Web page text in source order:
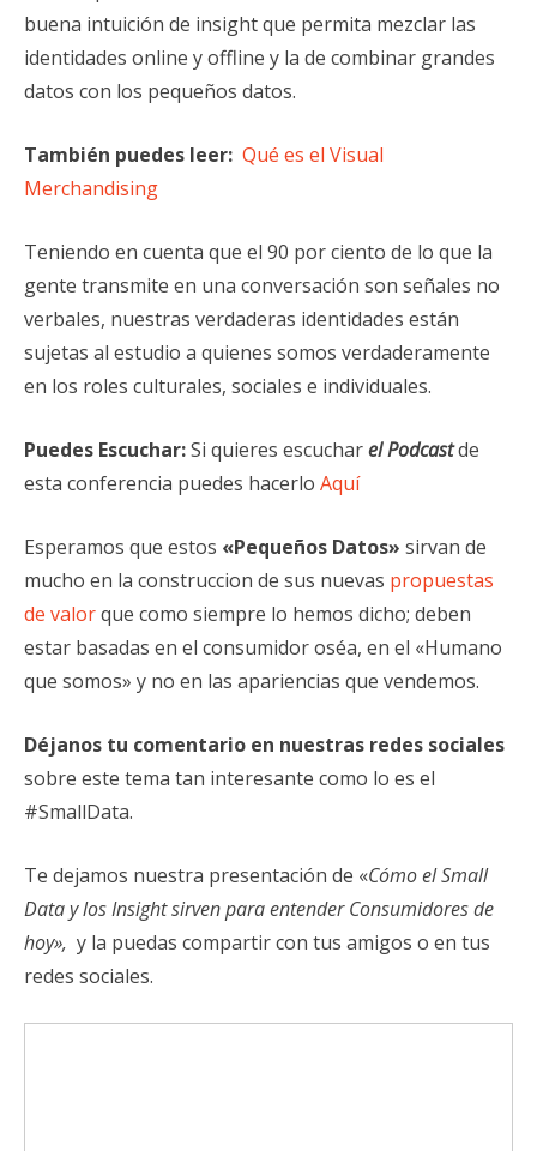
buena intuición de insight que permita mezclar las
identidades online y offline y la de combinar grandes
datos con los pequeños datos.
También puedes leer: Qué es el Visual
Merchandising
Teniendo en cuenta que el 90 por ciento de lo que la
gente transmite en una conversación son señales no
verbales, nuestras verdaderas identidades están
sujetas al estudio a quienes somos verdaderamente
en los roles culturales, sociales e individuales.
Puedes Escuchar:Si quieres escucharel Podcastde
esta conferencia puedes hacerlo Aquí
Esperamos que estos «Pequeños Datos» sirvan de
mucho en la construccion de sus nuevas propuestas
de valorque como siempre lo hemos dicho; deben
estar basadas en el consumidor oséa, en el «Humano
que somos» y no en las apariencias que vendemos.
Déjanos tu comentario en nuestras redes sociales
sobre este tema tan interesante como lo es el
#SmallData.
Te dejamos nuestra presentación de «Cómo el Small
Data y los Insight sirven para entender Consumidores de
hoy», y la puedas compartir con tus amigos o en tus
redes sociales.